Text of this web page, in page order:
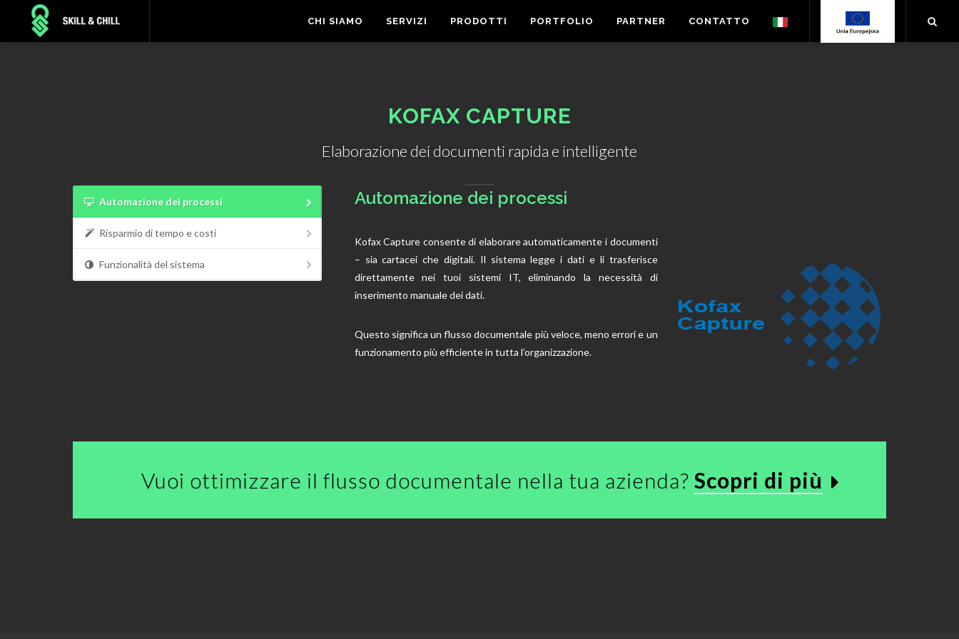
CHI SIAMO SERVIZI PRODOTTI PORTFOLIO PARTNER CONTATTO
KOFAX CAPTURE
Elaborazione dei documenti rapida e intelligente
Automazione dei processi
Risparmio di tempo e costi
Funzionalità del sistema
Automazione dei processi
Kofax Capture consente di elaborare automaticamente i documenti
– sia cartacei che digitali. Il sistema legge i dati e li trasferisce
direttamente nei tuoi sistemi IT, eliminando la necessità di
inserimento manuale dei dati.
Questo significa un flusso documentale più veloce, meno errori e un
funzionamento più efficiente in tutta l’organizzazione.
Vuoi ottimizzare il flusso documentale nella tua azienda? Scopri di più